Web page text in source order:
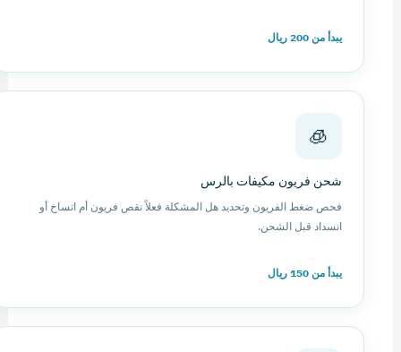
يبدأ من 200 ريال
🧊
شحن فريون مكيفات بالرس
فحص ضغط الفريون وتحديد هل المشكلة فعلاً نقص فريون أم اتساخ أو
انسداد قبل الشحن.
يبدأ من 150 ريال